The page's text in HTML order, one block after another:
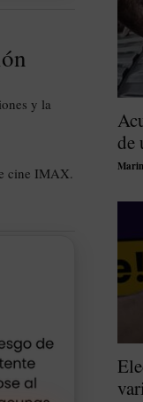
y la
cine IMAX.
de